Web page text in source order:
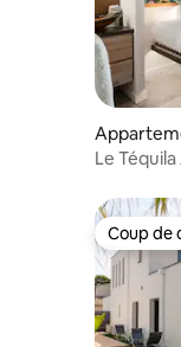
Le
Coup de
Coup de